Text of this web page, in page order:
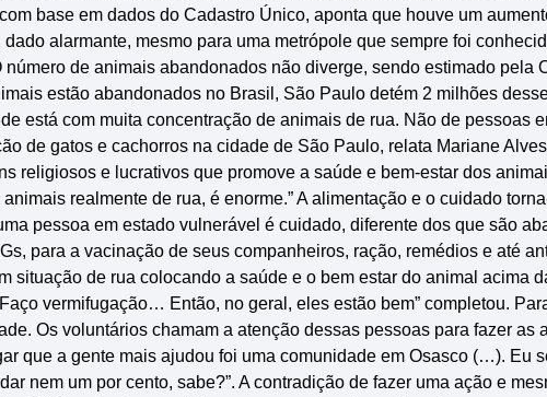
base em dados do Cadastro Único, aponta que houve um
alarmante, mesmo para uma metrópole que sempre foi
número de animais abandonados não diverge, sendo estimado pela
estão abandonados no Brasil, São Paulo detém 2 milhões
está com muita concentração de animais de rua. Não de pessoas
de gatos e cachorros na cidade de São Paulo, relata Mariane
religiosos e lucrativos que promove a saúde e bem-estar dos
realmente de rua, é enorme.” A alimentação e o cuidado
pessoa em estado vulnerável é cuidado, diferente dos que são
para a vacinação de seus companheiros, ração, remédios e até
situação de rua colocando a saúde e o bem estar do animal acima
vermifugação… Então, no geral, eles estão bem” completou.
Os voluntários chamam a atenção dessas pessoas para fazer as
que a gente mais ajudou foi uma comunidade em Osasco (…). Eu
nem um por cento, sabe?”. A contradição de fazer uma ação e